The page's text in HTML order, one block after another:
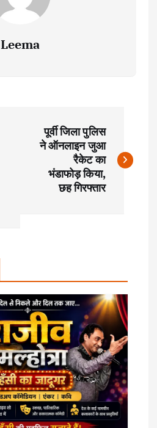
Leema
पूर्वी जिला पुलिस
ने ऑनलाइन जुआ
रैकेट का
भंडाफोड़ किया,
छह गिरफ्तार